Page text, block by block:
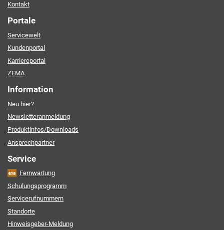
Kontakt
Portale
Servicewelt
Kundenportal
Karriereportal
ZEMA
Information
Neu hier?
Newsletteranmeldung
Produktinfos/Downloads
Ansprechpartner
Service
Fernwartung
Schulungsprogramm
Servicerufnummern
Standorte
Hinweisgeber-Meldung